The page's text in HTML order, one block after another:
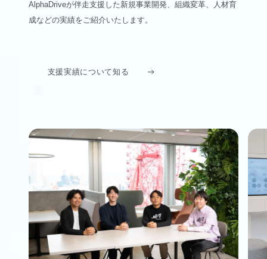
AlphaDriveが伴走支援した新規事業開発、組織変革、人材育
成などの実績をご紹介いたします。
支援実績について知る